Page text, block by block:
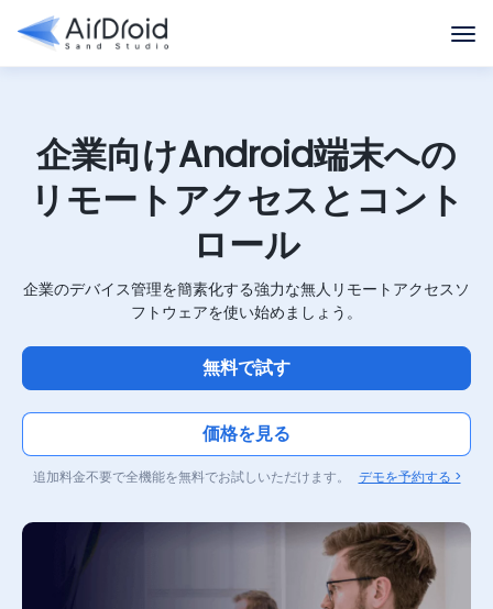
企業向けAndroid端末への
リモートアクセスとコント
ロール
企業のデバイス管理を簡素化する強力な無人リモートアクセスソ
フトウェアを使い始めましょう。
無料で試す
価格を見る
追加料金不要で全機能を無料でお試しいただけます。 デモを予約する >